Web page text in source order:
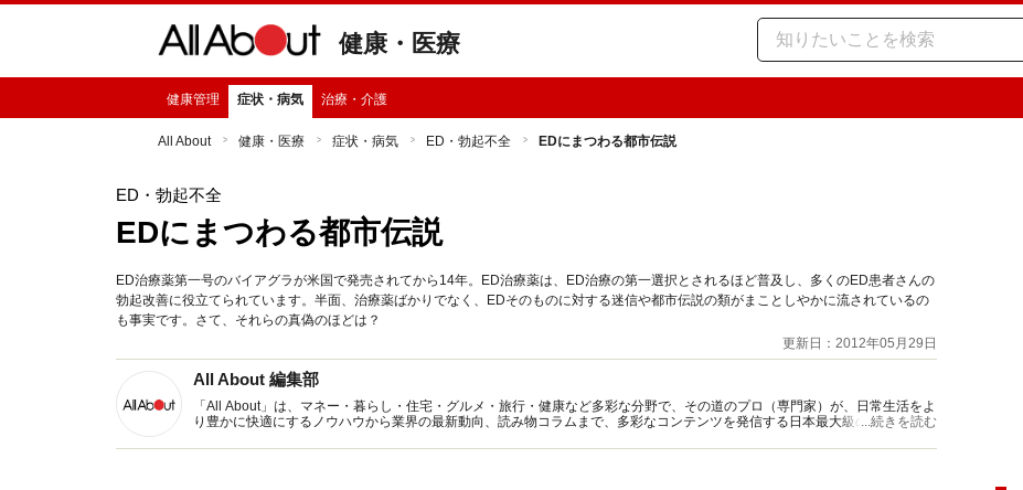
健康・医療
健康管理 症状・病気 治療・介護
All About 健康・医療 症状・病気 ED・勃起不全 EDにまつわる都市伝説
ED・勃起不全
EDにまつわる都市伝説
ED治療薬第一号のバイアグラが米国で発売されてから14年。ED治療薬は、ED治療の第一選択とされるほど普及し、多くのED患者さんの
勃起改善に役立てられています。半面、治療薬ばかりでなく、EDそのものに対する迷信や都市伝説の類がまことしやかに流されているの
も事実です。さて、それらの真偽のほどは？
更新日：2012年05月29日
All About 編集部
「All About」は、マネー・暮らし・住宅・グルメ・旅行・健康など多彩な分野で、その道のプロ（専門家）が、日常生活をよ
り豊かに快適にするノウハウから業界の最新動向、読み物コラムまで、多彩なコンテンツを発信する日本最大級の総合情報サ
...続きを読む